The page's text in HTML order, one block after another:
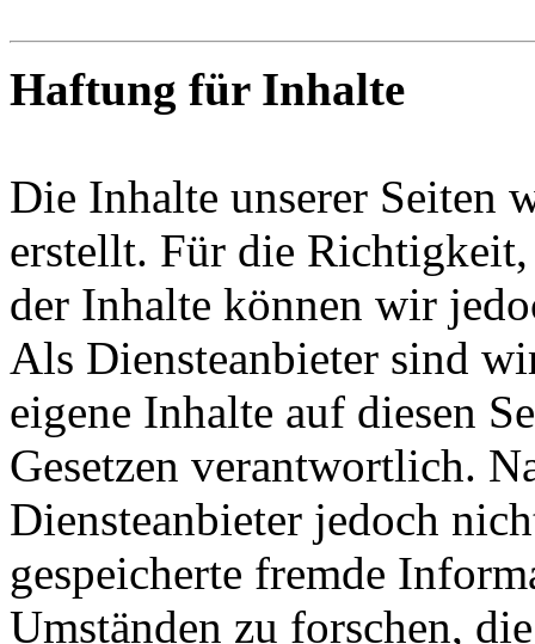
Haftung für Inhalte
Die Inhalte unserer Seiten
erstellt. Für die
der Inhalte können wir
Als Diensteanbieter sind
eigene Inhalte auf diesen
Gesetzen verantwortlich.
Diensteanbieter jedoch
gespeicherte fremde
Umständen zu forschen,